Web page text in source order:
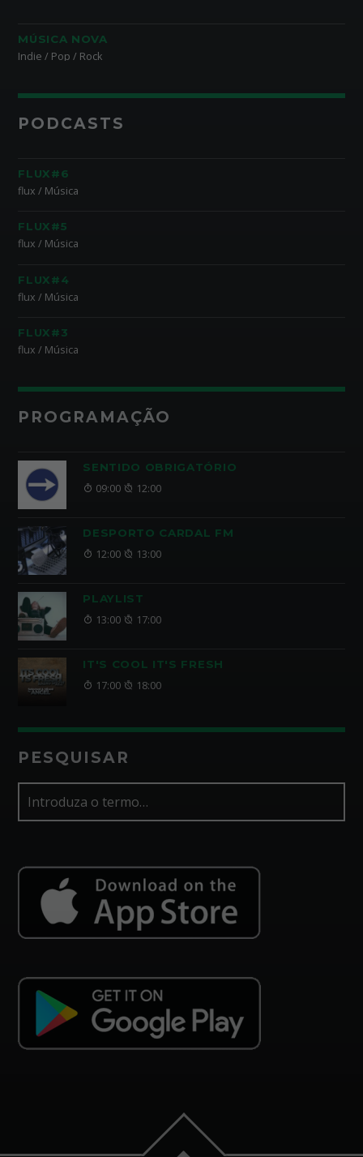
MÚSICA NOVA
Indie / Pop / Rock
PODCASTS
FLUX#6
flux / Música
FLUX#5
flux / Música
FLUX#4
flux / Música
FLUX#3
flux / Música
PROGRAMAÇÃO
SENTIDO OBRIGATÓRIO
09:00 12:00
DESPORTO CARDAL FM
12:00 13:00
PLAYLIST
13:00 17:00
IT'S COOL IT'S FRESH
17:00 18:00
PESQUISAR